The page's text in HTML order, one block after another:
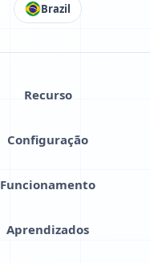
Brazil
Recurso
Configuração
Funcionamento
Aprendizados